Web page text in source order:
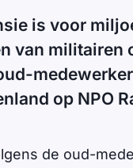
is voor
van militairen
op NPO
de oud-